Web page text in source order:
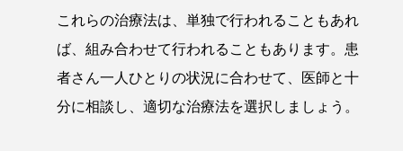
これらの治療法は、単独で行われることもあれ
ば、組み合わせて行われることもあります。患
者さん一人ひとりの状況に合わせて、医師と十
分に相談し、適切な治療法を選択しましょう。